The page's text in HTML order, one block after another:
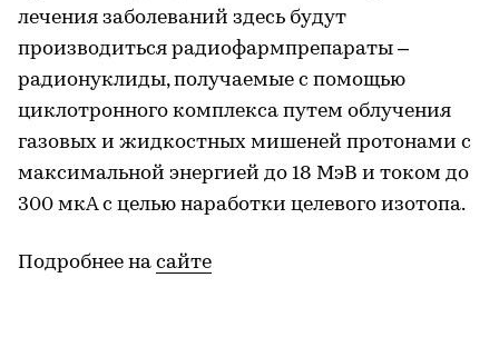
лечения заболеваний здесь будут
производиться радиофармпрепараты –
радионуклиды, получаемые с помощью
циклотронного комплекса путем облучения
газовых и жидкостных мишеней протонами с
максимальной энергией до 18 МэВ и током до
300 мкА с целью наработки целевого изотопа.
Подробнее на сайте